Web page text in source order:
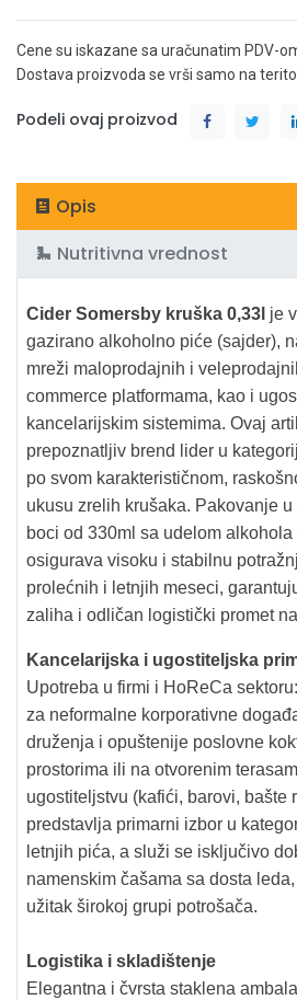
Cene su iskazane sa uračunatim PDV-
Dostava proizvoda se vrši samo na
Podeli ovaj proizvod
Opis
Nutritivna vrednost
Cider Somersby kruška 0,33l je
gazirano alkoholno piće (sajder),
mreži maloprodajnih i
commerce platformama, kao i
kancelarijskim sistemima. Ovaj
prepoznatljiv brend lider u
po svom karakterističnom,
ukusu zrelih krušaka. Pakovanje
boci od 330ml sa udelom alkohola
osigurava visoku i stabilnu
prolećnih i letnjih meseci,
zaliha i odličan logistički promet
Kancelarijska i ugostiteljska
Upotreba u firmi i HoReCa
za neformalne korporativne
druženja i opuštenije poslovne
prostorima ili na otvorenim
ugostiteljstvu (kafići, barovi, bašte
predstavlja primarni izbor u
letnjih pića, a služi se isključivo
namenskim čašama sa dosta
užitak širokoj grupi potrošača.
Logistika i skladištenje
Elegantna i čvrsta staklena